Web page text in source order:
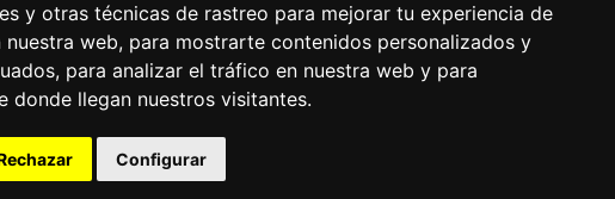
y otras técnicas de rastreo para mejorar tu experiencia de
nuestra web, para mostrarte contenidos personalizados y
para analizar el tráfico en nuestra web y para
donde llegan nuestros visitantes.
Configurar
Política de
privacidad